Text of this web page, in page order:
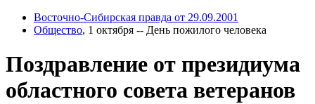
Восточно-Сибирская правда от 29.09.2001
Общество, 1 октября -- День пожилого человека
Поздравление от президиума
областного совета ветеранов